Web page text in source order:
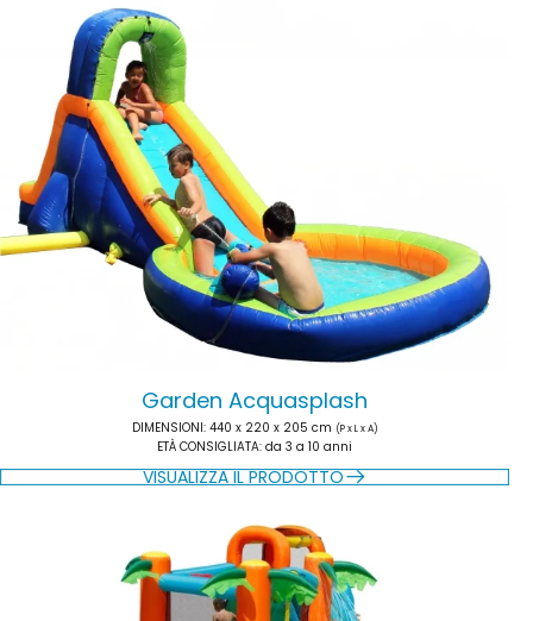
Garden Acquasplash
DIMENSIONI: 440 x 220 x 205 cm (P x L x A)
ETÀ CONSIGLIATA: da 3 a 10 anni
VISUALIZZA IL PRODOTTO